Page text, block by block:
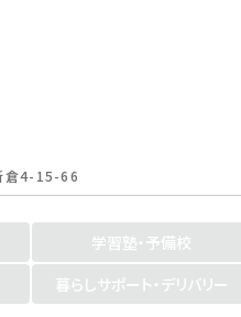
倉4-15-66
学習塾・予備校
暮らしサポート・デリバリー